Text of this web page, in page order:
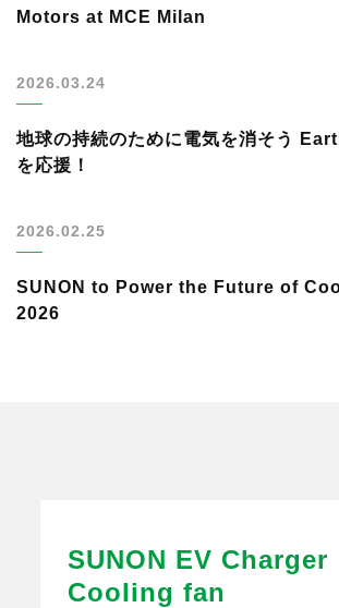
Motors at MCE Milan
2026.03.24
地球の持続のために電気を消そう
を応援！
2026.02.25
SUNON to Power the Future of
2026
SUNON EV Charger
Cooling fan
SUNON Cooling
Power Supply Units
SUNON EC省エネファ
御、高パフォーマン
持続可能な地球のため
灯しよう 2025 Earth
SUNON 世界有数の冷
リューションメーカー